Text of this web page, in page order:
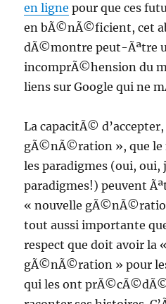
en ligne pour que ces
en bÃ©nÃ©ficient, cet
dÃ©montre peut-Ãªtre
incomprÃ©hension du
liens sur Google qui ne
La capacitÃ©
gÃ©nÃ©ration », que le
les paradigmes (oui, oui,
paradigmes!) peuvent
« nouvelle
tout aussi importante
respect que doit avoir la
gÃ©nÃ©ration » pour
qui les ont